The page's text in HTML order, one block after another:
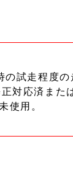
試走程度
対応済また
使用。